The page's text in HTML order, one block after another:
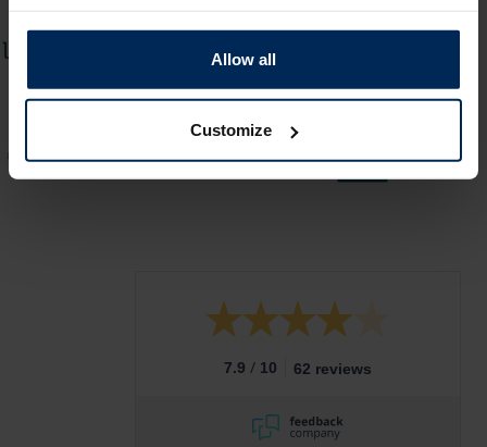
Allow all
Customize
7.9 / 10 62 reviews